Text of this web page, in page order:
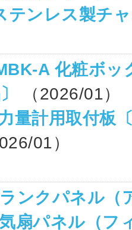
テンレス製チ
A 化粧ボッ
（2026/01）
量計用取付板
01）
ンクパネル（
扇パネル（フ